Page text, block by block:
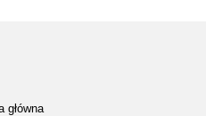
główna